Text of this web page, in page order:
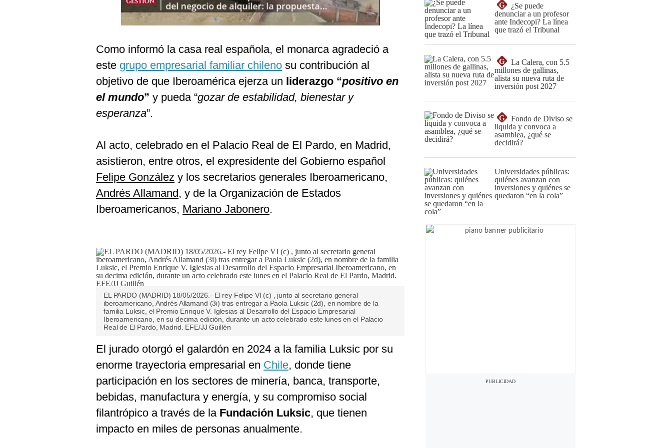
Como informó la casa real española, el monarca agradeció a
este grupo empresarial familiar chileno su contribución al
objetivo de que Iberoamérica ejerza un liderazgo “positivo en
el mundo” y pueda “gozar de estabilidad, bienestar y
esperanza”.
Al acto, celebrado en el Palacio Real de El Pardo, en Madrid,
asistieron, entre otros, el expresidente del Gobierno español
Felipe González y los secretarios generales Iberoamericano,
Andrés Allamand, y de la Organización de Estados
Iberoamericanos, Mariano Jabonero.
EL PARDO (MADRID) 18/05/2026.- El rey Felipe VI (c) , junto al secretario general
iberoamericano, Andrés Allamand (3i) tras entregar a Paola Luksic (2d), en nombre de la
familia Luksic, el Premio Enrique V. Iglesias al Desarrollo del Espacio Empresarial
Iberoamericano, en su decima edición, durante un acto celebrado este lunes en el Palacio
Real de El Pardo, Madrid. EFE/JJ Guillén
El jurado otorgó el galardón en 2024 a la familia Luksic por su
enorme trayectoria empresarial en Chile, donde tiene
participación en los sectores de minería, banca, transporte,
bebidas, manufactura y energía, y su compromiso social
filantrópico a través de la Fundación Luksic, que tienen
impacto en miles de personas anualmente.
G
¿Se puede
denunciar a un profesor
ante Indecopi? La línea
que trazó el Tribunal
G
La Calera, con 5.5
millones de gallinas,
alista su nueva ruta de
inversión post 2027
G
Fondo de Diviso se
liquida y convoca a
asamblea, ¿qué se
decidirá?
Universidades públicas:
quiénes avanzan con
inversiones y quiénes se
quedaron “en la cola”